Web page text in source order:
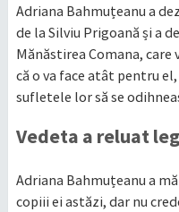
Adriana Bahmuțeanu a
de la Silviu Prigoană și a
Mănăstirea Comana, care
că o va face atât pentru
sufletele lor să se
Vedeta a reluat
Adriana Bahmuțeanu a
copiii ei astăzi, dar nu